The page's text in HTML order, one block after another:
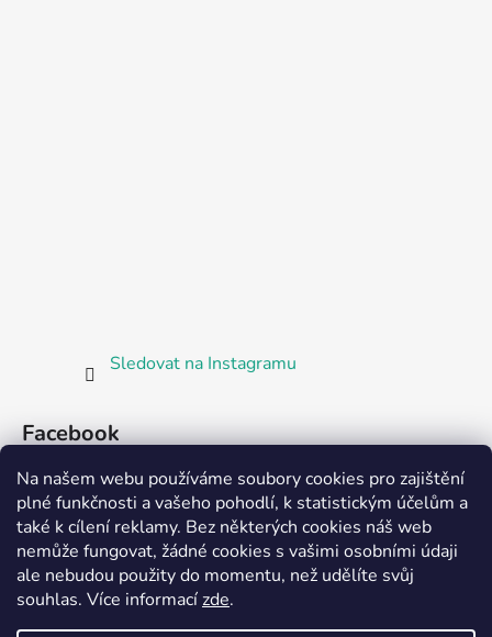
Na našem webu používáme soubory cookies pro zajištění
plné funkčnosti a vašeho pohodlí, k statistickým účelům a
také k cílení reklamy. Bez některých cookies náš web
nemůže fungovat, žádné cookies s vašimi osobními údaji
ale nebudou použity do momentu, než udělíte svůj
souhlas. Více informacízde.
Sledovat na Instagramu
Facebook
Partnerská prodejna Barefoot Plzeň